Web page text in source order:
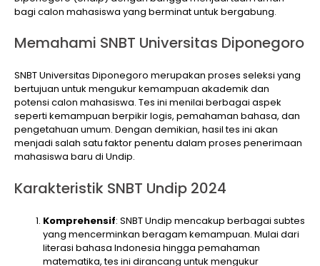
bagi calon mahasiswa yang berminat untuk bergabung.
Memahami SNBT Universitas Diponegoro
SNBT Universitas Diponegoro merupakan proses seleksi yang
bertujuan untuk mengukur kemampuan akademik dan
potensi calon mahasiswa. Tes ini menilai berbagai aspek
seperti kemampuan berpikir logis, pemahaman bahasa, dan
pengetahuan umum. Dengan demikian, hasil tes ini akan
menjadi salah satu faktor penentu dalam proses penerimaan
mahasiswa baru di Undip.
Karakteristik SNBT Undip 2024
Komprehensif: SNBT Undip mencakup berbagai subtes
yang mencerminkan beragam kemampuan. Mulai dari
literasi bahasa Indonesia hingga pemahaman
matematika, tes ini dirancang untuk mengukur